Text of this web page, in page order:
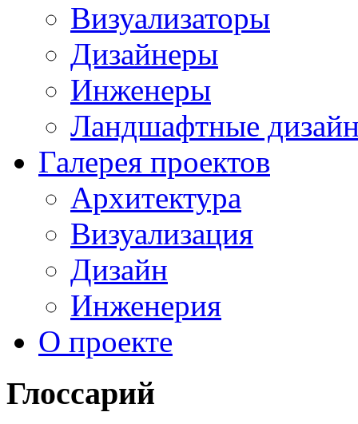
Визуализаторы
Дизайнеры
Инженеры
Ландшафтные
Галерея проектов
Архитектура
Визуализация
Дизайн
Инженерия
О проекте
Глоссарий